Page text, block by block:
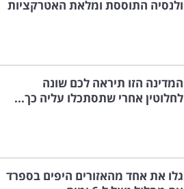
ולנסיה התוססת ומלאת האטרקציות
המדינה הזו תיראה לכם שונה
לחלוטין אחרי שתסתכלו עליה כך...
גלו את אחד מהאזורים היפים בספרד